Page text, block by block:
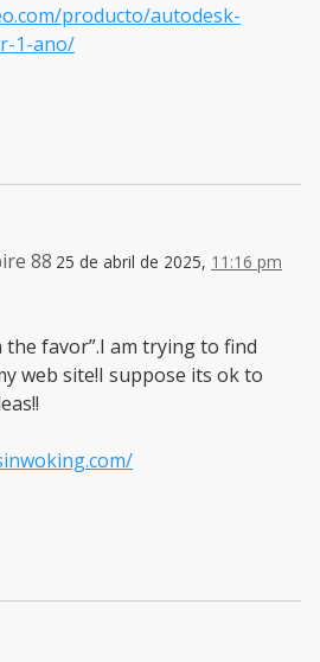
producto/autodesk-
1-ano/
88 25 de abril de 2025, 11:16 pm
the favor”.I am trying to find
web site!I suppose its ok to